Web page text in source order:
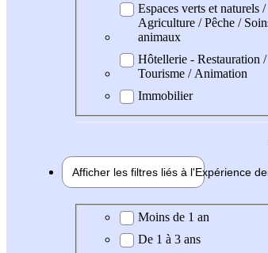
Espaces verts et naturels /
Agriculture / Pêche /
animaux
Hôtellerie - Restauration /
Tourisme / Animation
Immobilier
Afficher les filtres liés à l'Expérience
Expérience demandée
Moins de 1 an
De 1 à 3 ans